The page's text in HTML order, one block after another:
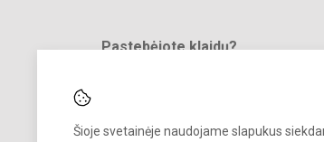
Šioje svetainėje naudojame slapukus
Pastebėjote klaidų?